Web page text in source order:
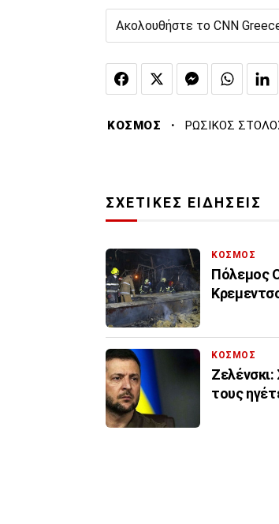
Ακολουθήστε το CNN
ΚΟΣΜΟΣ · ΡΩΣΙΚΟΣ
ΣΧΕΤΙΚΕΣ ΕΙΔΗΣΕΙΣ
ΚΟΣΜΟΣ
Πόλεμος
ΚΟΣΜΟΣ
Ζελένσκι:
τους